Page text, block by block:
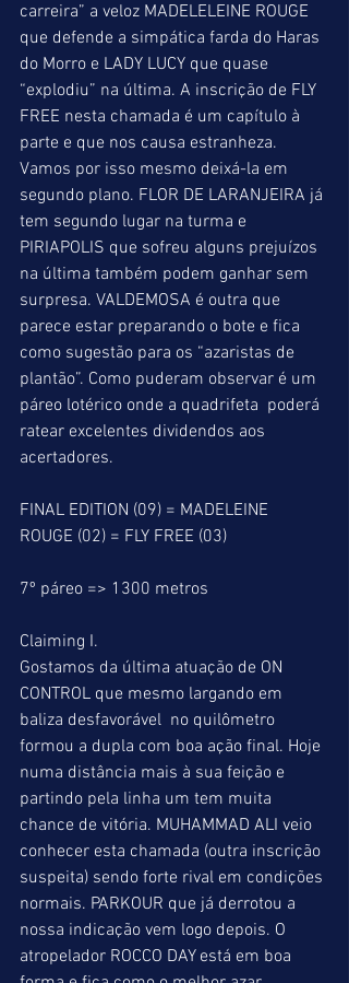
carreira” a veloz MADELELEINE ROUGE
que defende a simpática farda do Haras
do Morro e LADY LUCY que quase
“explodiu” na última. A inscrição de FLY
FREE nesta chamada é um capítulo à
parte e que nos causa estranheza.
Vamos por isso mesmo deixá-la em
segundo plano. FLOR DE LARANJEIRA já
tem segundo lugar na turma e
PIRIAPOLIS que sofreu alguns prejuízos
na última também podem ganhar sem
surpresa. VALDEMOSA é outra que
parece estar preparando o bote e fica
como sugestão para os “azaristas de
plantão”. Como puderam observar é um
páreo lotérico onde a quadrifeta  poderá
ratear excelentes dividendos aos
acertadores.
FINAL EDITION (09) = MADELEINE
ROUGE (02) = FLY FREE (03)
7º páreo => 1300 metros
Claiming I.
Gostamos da última atuação de ON
CONTROL que mesmo largando em
baliza desfavorável  no quilômetro
formou a dupla com boa ação final. Hoje
numa distância mais à sua feição e
partindo pela linha um tem muita
chance de vitória. MUHAMMAD ALI veio
conhecer esta chamada (outra inscrição
suspeita) sendo forte rival em condições
normais. PARKOUR que já derrotou a
nossa indicação vem logo depois. O
atropelador ROCCO DAY está em boa